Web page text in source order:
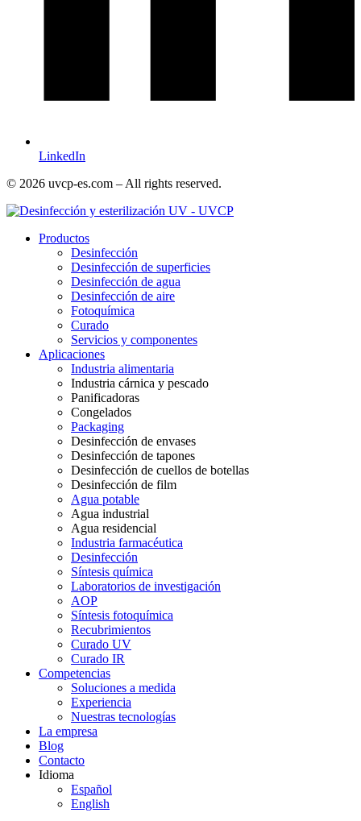
LinkedIn
© 2026 uvcp-es.com – All rights reserved.
Productos
Desinfección
Desinfección de superficies
Desinfección de agua
Desinfección de aire
Fotoquímica
Curado
Servicios y componentes
Aplicaciones
Industria alimentaria
Industria cárnica y pescado
Panificadoras
Congelados
Packaging
Desinfección de envases
Desinfección de tapones
Desinfección de cuellos de botellas
Desinfección de film
Agua potable
Agua industrial
Agua residencial
Industria farmacéutica
Desinfección
Síntesis química
Laboratorios de investigación
AOP
Síntesis fotoquímica
Recubrimientos
Curado UV
Curado IR
Competencias
Soluciones a medida
Experiencia
Nuestras tecnologías
La empresa
Blog
Contacto
Idioma
Español
English